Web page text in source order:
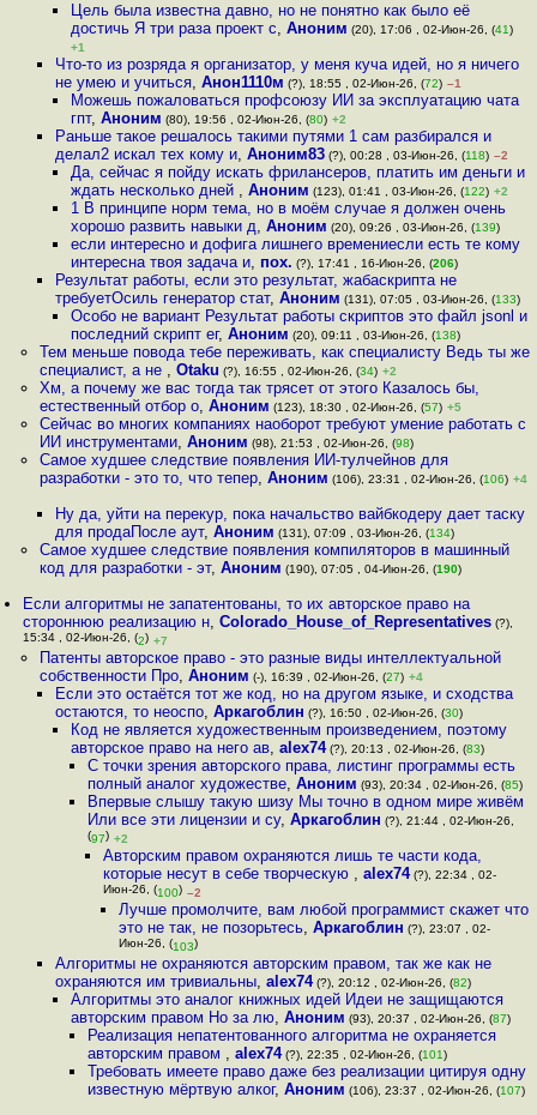
Цель была известна давно, но не понятно как было её
достичь Я три раза проект с,Аноним (20), 17:06 , 02-Июн-26, (41)
+1
Что-то из розряда я организатор, у меня куча идей, но я ничего
не умею и учиться, Анон1110м (?), 18:55 , 02-Июн-26, (72) –1
Можешь пожаловаться профсоюзу ИИ за эксплуатацию чата
гпт,Аноним (80), 19:56 , 02-Июн-26, (80) +2
Раньше такое решалось такими путями 1 сам разбирался и
делал2 искал тех кому и, Аноним83(?), 00:28 , 03-Июн-26, (118) –2
Да, сейчас я пойду искать фрилансеров, платить им деньги и
ждать несколько дней ,Аноним (123), 01:41 , 03-Июн-26, (122) +2
1 В принципе норм тема, но в моём случае я должен очень
хорошо развить навыки д,Аноним (20), 09:26 , 03-Июн-26, (139)
если интересно и дофига лишнего времениесли есть те кому
интересна твоя задача и, пох. (?), 17:41 , 16-Июн-26, (206)
Результат работы, если это результат, жабаскрипта не
требуетОсиль генератор стат, Аноним (131), 07:05 , 03-Июн-26, (133)
Особо не вариант Результат работы скриптов это файл jsonl и
последний скрипт ег,Аноним (20), 09:11 , 03-Июн-26, (138)
Тем меньше повода тебе переживать, как специалисту Ведь ты же
специалист, а не , Otaku (?), 16:55 , 02-Июн-26, (34) +2
Хм, а почему же вас тогда так трясет от этого Казалось бы,
естественный отбор о, Аноним (123), 18:30 , 02-Июн-26, (57) +5
Сейчас во многих компаниях наоборот требуют умение работать с
ИИ инструментами, Аноним (98), 21:53 , 02-Июн-26, (98)
Самое худшее следствие появления ИИ-тулчейнов для
разработки - это то, что тепер, Аноним (106), 23:31 , 02-Июн-26, (106) +4
Ну да, уйти на перекур, пока начальство вайбкодеру дает таску
для продаПосле аут, Аноним (131), 07:09 , 03-Июн-26, (134)
Самое худшее следствие появления компиляторов в машинный
код для разработки - эт, Аноним (190), 07:05 , 04-Июн-26, (190)
Если алгоритмы не запатентованы, то их авторское право на
стороннюю реализацию н,Colorado_House_of_Representatives (?),
15:34 , 02-Июн-26, (2) +7
Патенты авторское право - это разные виды интеллектуальной
собственности Про, Аноним (-), 16:39 , 02-Июн-26, (27) +4
Если это остаётся тот же код, но на другом языке, и сходства
остаются, то неоспо, Аркагоблин (?), 16:50 , 02-Июн-26, (30)
Код не является художественным произведением, поэтому
авторское право на него ав,alex74(?), 20:13 , 02-Июн-26, (83)
С точки зрения авторского права, листинг программы есть
полный аналог художестве, Аноним (93), 20:34 , 02-Июн-26, (85)
Впервые слышу такую шизу Мы точно в одном мире живём
Или все эти лицензии и су, Аркагоблин (?), 21:44 , 02-Июн-26,
(97) +2
Авторским правом охраняются лишь те части кода,
которые несут в себе творческую , alex74(?), 22:34 , 02-
Июн-26, (100) –2
Лучше промолчите, вам любой программист скажет что
это не так, не позорьтесь,Аркагоблин (?), 23:07 , 02-
Июн-26, (103)
Алгоритмы не охраняются авторским правом, так же как не
охраняются им тривиальны, alex74(?), 20:12 , 02-Июн-26, (82)
Алгоритмы это аналог книжных идей Идеи не защищаются
авторским правом Но за лю,Аноним (93), 20:37 , 02-Июн-26, (87)
Реализация непатентованного алгоритма не охраняется
авторским правом , alex74(?), 22:35 , 02-Июн-26, (101)
Требовать имеете право даже без реализации цитируя одну
известную мёртвую алког, Аноним (106), 23:37 , 02-Июн-26, (107)